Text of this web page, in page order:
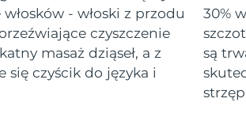
- włoski z przodu
czyszczenie
masaż dziąseł, a z
się czyścik do języka i
30%
są
Oczekiwany czas dostawy
Oczekiwany czas dostawy
৯/৮/২৬